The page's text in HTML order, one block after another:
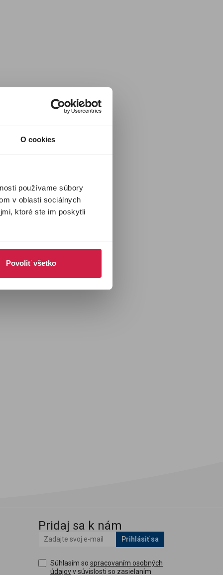
O cookies
používame súbory
v oblasti sociálnych
ktoré ste im poskytli
Povoliť všetko
Pridaj sa k nám
Prihlásiť sa
Súhlasím so spracovaním osobných
údajovv súvislosti so zasielaním
.